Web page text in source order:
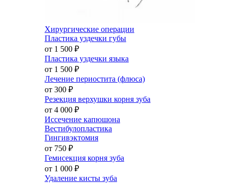
Хирургические операции
Пластика уздечки губы
от 1 500 ₽
Пластика уздечки языка
от 1 500 ₽
Лечение периостита (флюса)
от 300 ₽
Резекция верхушки корня зуба
от 4 000 ₽
Иссечение капюшона
Вестибулопластика
Гингивэктомия
от 750 ₽
Гемисекция корня зуба
от 1 000 ₽
Удаление кисты зуба